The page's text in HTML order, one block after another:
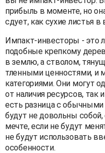
прибыль в моменте, но
сдует, как сухие листья в
Импакт-инвесторы - это
подобные крепкому
в землю, а стволом,
тленными ценностями, и
категориями. Они могут
от наличия ресурсов, так
есть разница с
будут не довольны
мечте, если не будут
не будут использовать
особенности.